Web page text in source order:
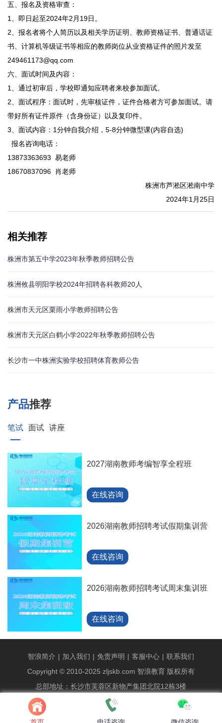
五、报名及资格审查：
1、即日起至2024年2月19日。
2、报名者将个人简历以及相关学历证明、教师资格证书、普通话证
书、计算机等级证书等相应的教师岗位从业资格证件的照片发至
249461173@qq.com
六、面试时间及内容：
1、通过初审后，学校即通知应聘者来校参加面试。
2、面试程序：面试时，先审核证件，证件合格者方可参加面试。请
带好所有证件原件（含身份证）以及复印件。
3、面试内容：1分钟自我介绍，5-8分钟微型课(内容自选)
报名咨询电话：
13873363693 易老师
18670837096 肖老师
株洲市芦淞区淞南中学
2024年1月25日
相关推荐
株洲市第五中学2023年秋季教师招聘公告
株洲攸县明阳学校2024年招聘各科教师20人
株洲市天元区栗雨小学教师招聘公告
株洲市天元区白鹤小学2022年秋季教师招聘公告
长沙市一中株洲实验学校招聘体育教师公告
产品推荐
笔试 面试 讲座
2027湖南教师考编智享全程班
在线咨询
2026湖南教师招聘考试假期集训营
在线咨询
2026湖南教师招聘考试周末集训班
在线咨询
智浪简介 | 加入我们 | 免责声明 | 客服中心 | 联系我们
Copyright © 2010-2025 zljskb.com 智浪教育 版权所有
总部地址：长沙市芙蓉区新物产集团北院12栋3楼
统一报名专线：89829186